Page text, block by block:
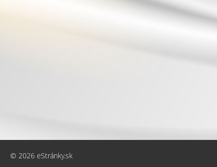
© 2026 eStránky.sk